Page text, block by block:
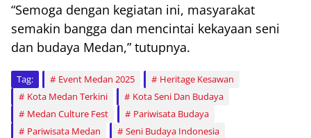
“Semoga dengan kegiatan ini, masyarakat
semakin bangga dan mencintai kekayaan seni
dan budaya Medan,” tutupnya.
Tag: Event Medan 2025
Heritage Kesawan
Kota Medan Terkini
Kota Seni Dan Budaya
Medan Culture Fest
Pariwisata Budaya
Pariwisata Medan
Seni Budaya Indonesia